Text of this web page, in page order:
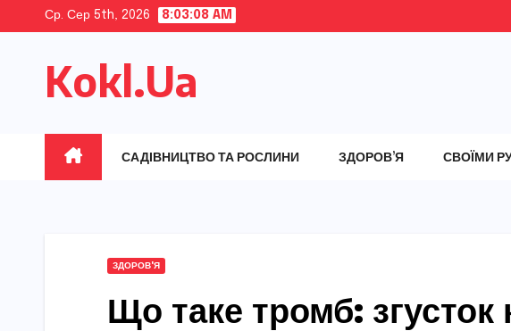
content
Ср. Сер 5th, 2026 8:03:09 AM
Kokl.Ua
САДІВНИЦТВО ТА РОСЛИНИ ЗДОРОВ’Я СВОЇМИ
ЗДОРОВ'Я
Що таке тромб: згусток